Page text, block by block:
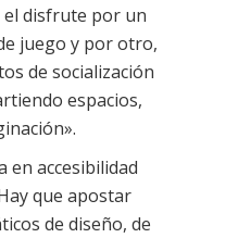
el disfrute por un
juego y por otro,
de socialización
espacios,
en accesibilidad
que apostar
de diseño, de